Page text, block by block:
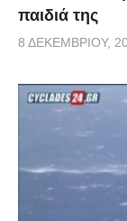
παιδιά της
8 ΔΕΚΕΜΒΡΊΟΥ,